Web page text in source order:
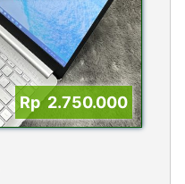
Rp 2.750.000